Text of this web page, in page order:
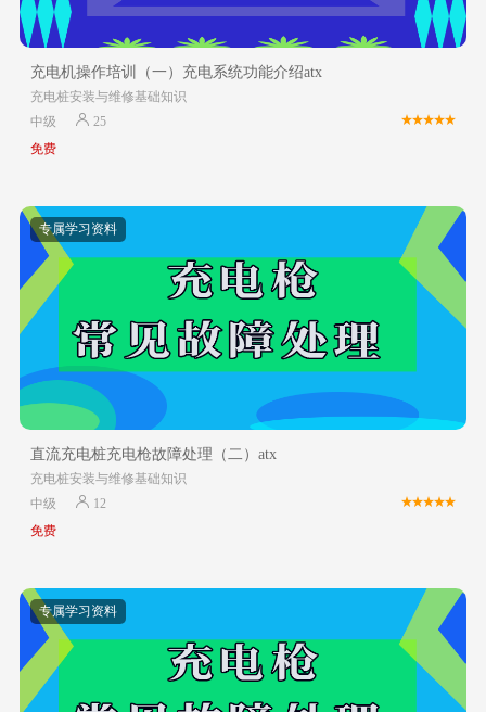
充电机操作培训（一）充电系统功能介绍atx
充电桩安装与维修基础知识
中级
25
免费
专属学习资料
直流充电桩充电枪故障处理（二）atx
充电桩安装与维修基础知识
中级
12
免费
专属学习资料